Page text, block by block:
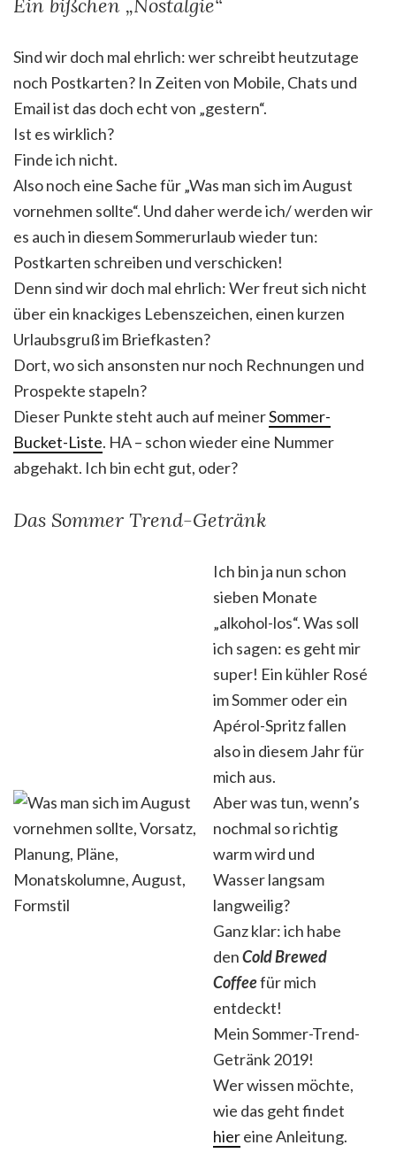
Ein bißchen „Nostalgie“
Sind wir doch mal ehrlich: wer schreibt heutzutage
noch Postkarten? In Zeiten von Mobile, Chats und
Email ist das doch echt von „gestern“.
Ist es wirklich?
Finde ich nicht.
Also noch eine Sache für „Was man sich im August
vornehmen sollte“. Und daher werde ich/ werden wir
es auch in diesem Sommerurlaub wieder tun:
Postkarten schreiben und verschicken!
Denn sind wir doch mal ehrlich: Wer freut sich nicht
über ein knackiges Lebenszeichen, einen kurzen
Urlaubsgruß im Briefkasten?
Dort, wo sich ansonsten nur noch Rechnungen und
Prospekte stapeln?
Dieser Punkte steht auch auf meinerSommer-
Bucket-Liste. HA – schon wieder eine Nummer
abgehakt. Ich bin echt gut, oder?
Das Sommer Trend-Getränk
Ich bin ja nun schon
sieben Monate
„alkohol-los“. Was soll
ich sagen: es geht mir
super! Ein kühler Rosé
im Sommer oder ein
Apérol-Spritz fallen
also in diesem Jahr für
mich aus.
Aber was tun, wenn’s
nochmal so richtig
warm wird und
Wasser langsam
langweilig?
Ganz klar: ich habe
denCold Brewed
Coffeefür mich
entdeckt!
Mein Sommer-Trend-
Getränk 2019!
Wer wissen möchte,
wie das geht findet
hiereine Anleitung.